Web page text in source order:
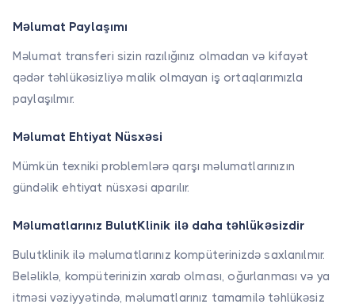
bütün keçmiş
klinik
məlumatlara
cəmi bir neçə
bilərsiniz.
bütün xəstə
mərkəzləşdirilmiş
idarəetməsini
təmin edir.
qeydiyyatı,
tarixçəsi və
müayinə
sağlamlıq
uyğun
saxlanılır, bu
Məlumat Paylaşımı
Məlumat transferi sizin razılığınız olmadan və kifayət
qədər təhlükəsizliyə malik olmayan iş ortaqlarımızla
paylaşılmır.
Məlumat Ehtiyat Nüsxəsi
Mümkün texniki problemlərə qarşı məlumatlarınızın
gündəlik ehtiyat nüsxəsi aparılır.
Məlumatlarınız BulutKlinik ilə daha təhlükəsizdir
Bulutklinik ilə məlumatlarınız kompüterinizdə saxlanılmır.
Beləliklə, kompüterinizin xarab olması, oğurlanması və ya
itməsi vəziyyətində, məlumatlarınız tamamilə təhlükəsiz